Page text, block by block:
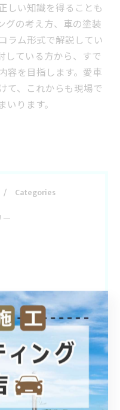
しい知識を得ることも
グの考え方、車の塗装
ラム形式で解説してい
している方から、すで
容を目指します。愛車
て、これからも現場で
ります。
Categories
Recent Posts
2026/08/05
カーフィルムで照り返し防止を埼玉県で叶える施工料金と適法性の徹底解説